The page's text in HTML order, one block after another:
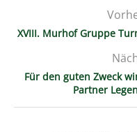
XVIII. Murhof Gruppe
Für den guten Zweck
Partner